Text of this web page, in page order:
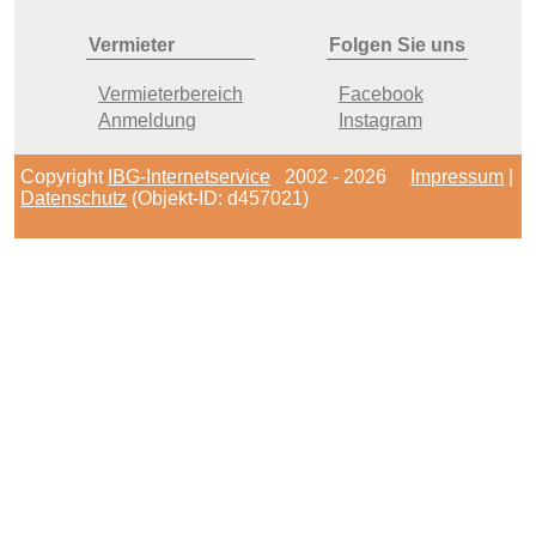
Vermieter
Vermieterbereich
Anmeldung
Folgen Sie uns
Facebook
Instagram
Copyright IBG-Internetservice 2002 - 2026 Impressum
Datenschutz (Objekt-ID: d457021)